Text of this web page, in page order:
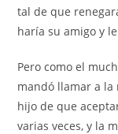
tal de que
haría su amigo y
Pero como el
mandó llamar a la
hijo de que
varias veces, y la